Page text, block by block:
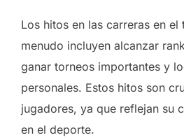
Los hitos en las carreras en el
menudo incluyen alcanzar
ganar torneos importantes y
personales. Estos hitos son
jugadores, ya que reflejan su
en el deporte.